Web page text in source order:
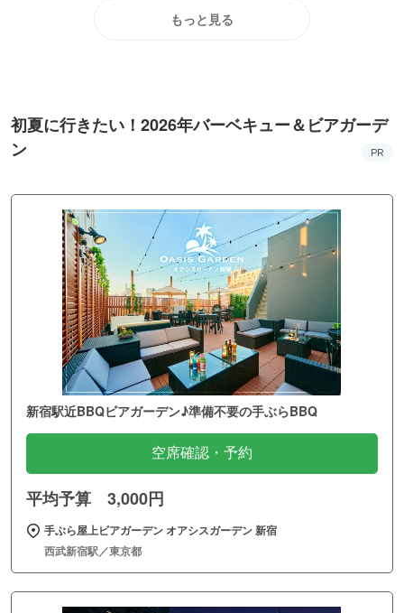
もっと見る
初夏に行きたい！2026年バーベキュー＆ビアガーデ
ン
PR
新宿駅近BBQビアガーデン♪準備不要の手ぶらBBQ
空席確認・予約
平均予算 3,000円
手ぶら屋上ビアガーデン オアシスガーデン 新宿
西武新宿駅／東京都